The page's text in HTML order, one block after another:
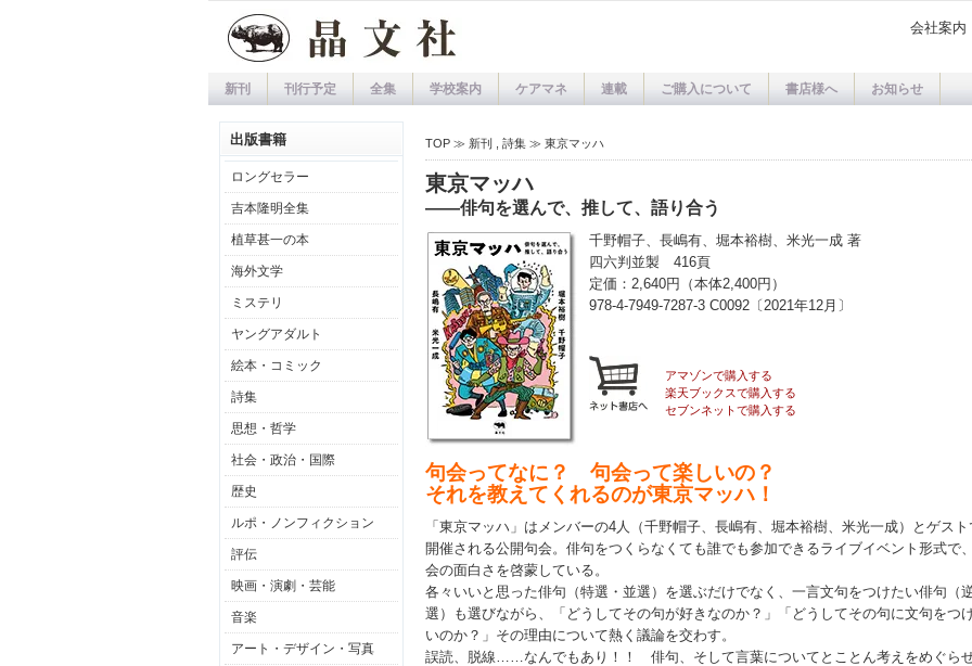
会社案内
新刊 刊行予定 全集 学校案内 ケアマネ 連載 ご購入について 書店様へ お知らせ
出版書籍
ロングセラー
吉本隆明全集
植草甚一の本
海外文学
ミステリ
ヤングアダルト
絵本・コミック
詩集
思想・哲学
社会・政治・国際
歴史
ルポ・ノンフィクション
評伝
映画・演劇・芸能
音楽
アート・デザイン・写真
TOP ≫ 新刊 詩集 ≫ 東京マッハ
東京マッハ
――俳句を選んで、推して、語り合う
千野帽子、長嶋有、堀本裕樹、米光一成 著
四六判並製 416頁
定価：2,640円（本体2,400円）
978-4-7949-7287-3 C0092〔2021年12月〕
アマゾンで購入する
楽天ブックスで購入する
セブンネットで購入する
句会ってなに？ 句会って楽しいの？
それを教えてくれるのが東京マッハ！
「東京マッハ」はメンバーの4人（千野帽子、長嶋有、堀本裕樹、米光一成）とゲスト
開催される公開句会。俳句をつくらなくても誰でも参加できるライブイベント形式で
会の面白さを啓蒙している。
各々いいと思った俳句（特選・並選）を選ぶだけでなく、一言文句をつけたい俳句（
選）も選びながら、「どうしてその句が好きなのか？」「どうしてその句に文句をつ
いのか？」その理由について熱く議論を交わす。
誤読、脱線……なんでもあり！！ 俳句、そして言葉についてとことん考えをめぐら